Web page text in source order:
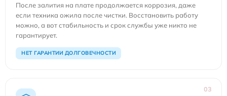
После залития на плате продолжается коррозия, даже
если техника ожила после чистки. Восстановить работу
можно, а вот стабильность и срок службы уже никто не
гарантирует.
НЕТ ГАРАНТИИ ДОЛГОВЕЧНОСТИ
03